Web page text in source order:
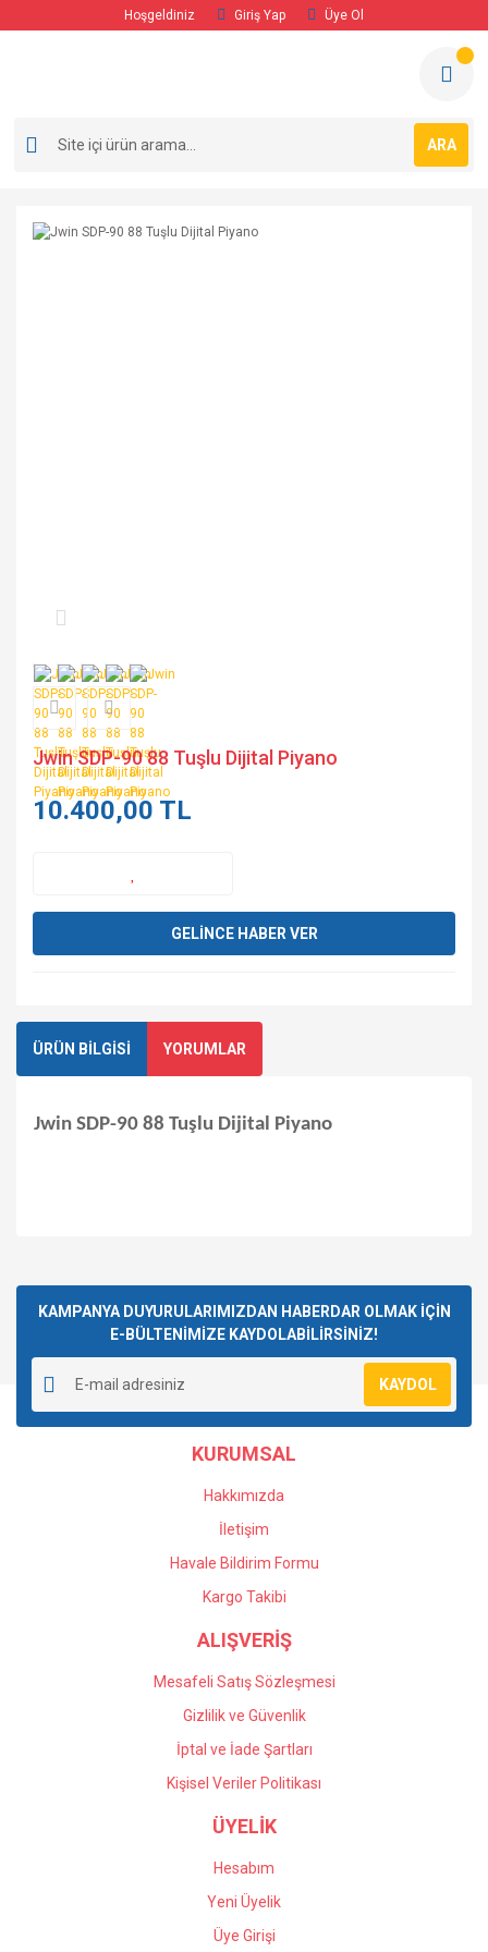
Hoşgeldiniz Giriş Yap Üye Ol
ARA
Jwin SDP-90 88 Tuşlu Dijital Piyano
10.400,00 TL
GELİNCE HABER VER
ÜRÜN BİLGİSİ YORUMLAR
Jwin SDP-90 88 Tuşlu Dijital Piyano
KAMPANYA DUYURULARIMIZDAN HABERDAR OLMAK İÇİN
E-BÜLTENİMİZE KAYDOLABİLİRSİNİZ!
KAYDOL
KURUMSAL
Hakkımızda
İletişim
Havale Bildirim Formu
Kargo Takibi
ALIŞVERİŞ
Mesafeli Satış Sözleşmesi
Gizlilik ve Güvenlik
İptal ve İade Şartları
Kişisel Veriler Politikası
ÜYELİK
Hesabım
Yeni Üyelik
Üye Girişi